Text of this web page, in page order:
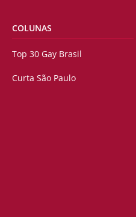
COLUNAS
Top 30 Gay Brasil
Curta São Paulo